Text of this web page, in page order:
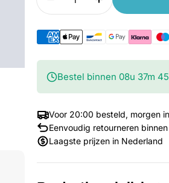
Media 1 openen in venster
Aantal verlagen voor
Aantal
Bestel binnen 08u 37m 44
Voor 20:00 besteld, morgen
Eenvoudig retourneren
Laagste prijzen in Nederland